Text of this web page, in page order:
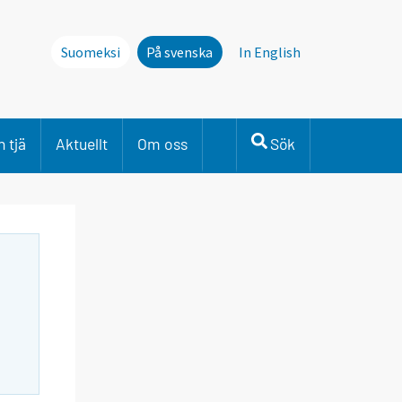
Suomeksi På svenska In English
tjä Aktuellt Om oss Sök